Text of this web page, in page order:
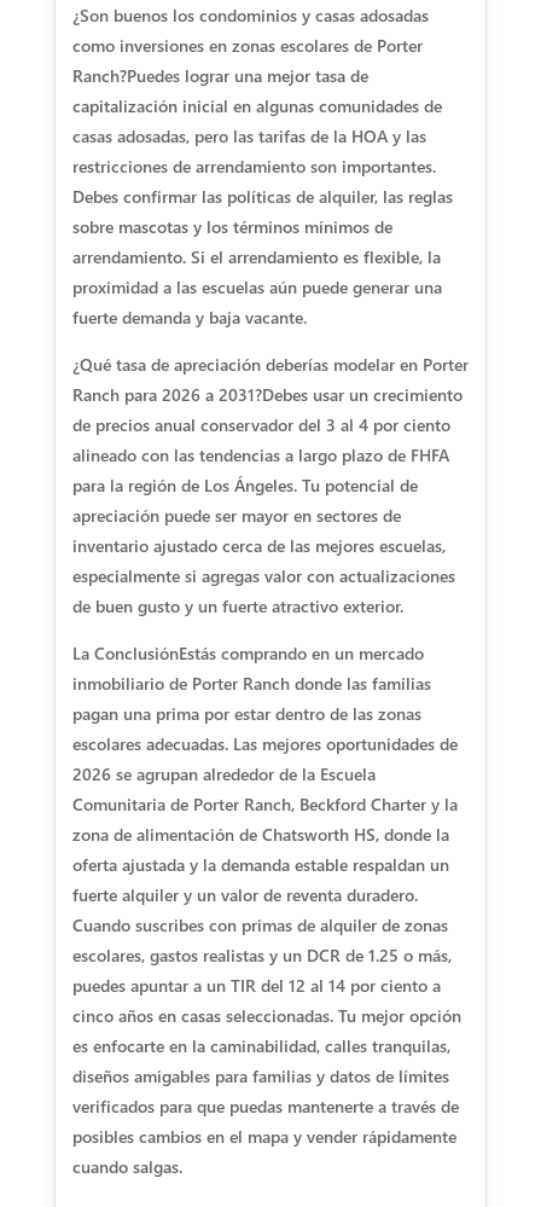
¿Son buenos los condominios y casas adosadas
como inversiones en zonas escolares de Porter
Ranch?Puedes lograr una mejor tasa de
capitalización inicial en algunas comunidades de
casas adosadas, pero las tarifas de la HOA y las
restricciones de arrendamiento son importantes.
Debes confirmar las políticas de alquiler, las reglas
sobre mascotas y los términos mínimos de
arrendamiento. Si el arrendamiento es flexible, la
proximidad a las escuelas aún puede generar una
fuerte demanda y baja vacante.
¿Qué tasa de apreciación deberías modelar en Porter
Ranch para 2026 a 2031?Debes usar un crecimiento
de precios anual conservador del 3 al 4 por ciento
alineado con las tendencias a largo plazo de FHFA
para la región de Los Ángeles. Tu potencial de
apreciación puede ser mayor en sectores de
inventario ajustado cerca de las mejores escuelas,
especialmente si agregas valor con actualizaciones
de buen gusto y un fuerte atractivo exterior.
La ConclusiónEstás comprando en un mercado
inmobiliario de Porter Ranch donde las familias
pagan una prima por estar dentro de las zonas
escolares adecuadas. Las mejores oportunidades de
2026 se agrupan alrededor de la Escuela
Comunitaria de Porter Ranch, Beckford Charter y la
zona de alimentación de Chatsworth HS, donde la
oferta ajustada y la demanda estable respaldan un
fuerte alquiler y un valor de reventa duradero.
Cuando suscribes con primas de alquiler de zonas
escolares, gastos realistas y un DCR de 1.25 o más,
puedes apuntar a un TIR del 12 al 14 por ciento a
cinco años en casas seleccionadas. Tu mejor opción
es enfocarte en la caminabilidad, calles tranquilas,
diseños amigables para familias y datos de límites
verificados para que puedas mantenerte a través de
posibles cambios en el mapa y vender rápidamente
cuando salgas.